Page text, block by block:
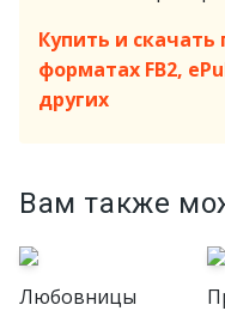
Купить и
форматах FB2,
других
Вам также
Любовницы